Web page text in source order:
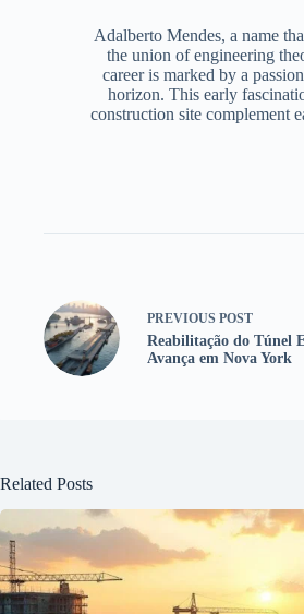
Adalberto Mendes, a name
the union of engineering
career is marked by a
horizon. This early
construction site complement
PREVIOUS POST
Reabilitação do Túnel
Avança em Nova York
Related Posts